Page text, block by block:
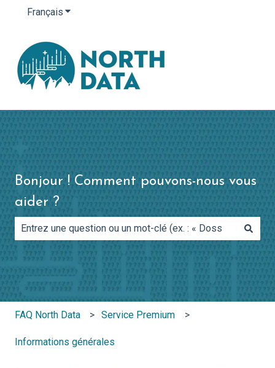
Français Afficher le sous-menu pour les traductions
Bonjour ! Comment pouvons-nous vous
aider ?
Il n'y a aucune suggestion car le champ de recherche
FAQ North Data Service Premium
Informations générales